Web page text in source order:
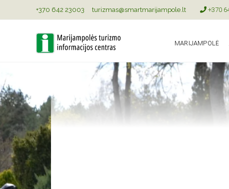
+370 642 23003 turizmas@smartmarijampole.lt +370
MARIJAMPOLĖ